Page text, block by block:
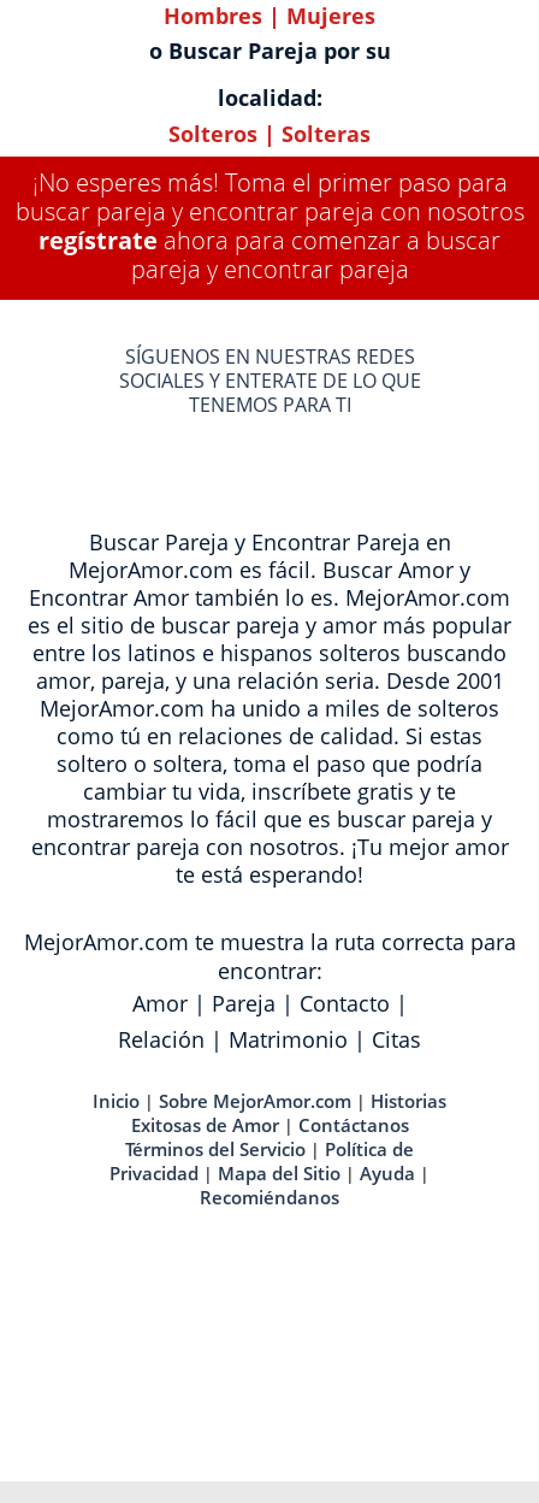
Hombres | Mujeres
o Buscar Pareja por su
localidad:
Solteros | Solteras
¡No esperes más! Toma el primer paso para
buscar pareja y encontrar pareja con nosotros
regístrate ahora para comenzar a buscar
pareja y encontrar pareja
SÍGUENOS EN NUESTRAS REDES
SOCIALES Y ENTERATE DE LO QUE
TENEMOS PARA TI
Buscar Pareja y Encontrar Pareja en
MejorAmor.com es fácil. Buscar Amor y
Encontrar Amor también lo es. MejorAmor.com
es el sitio de buscar pareja y amor más popular
entre los latinos e hispanos solteros buscando
amor, pareja, y una relación seria. Desde 2001
MejorAmor.com ha unido a miles de solteros
como tú en relaciones de calidad. Si estas
soltero o soltera, toma el paso que podría
cambiar tu vida, inscríbete gratis y te
mostraremos lo fácil que es buscar pareja y
encontrar pareja con nosotros. ¡Tu mejor amor
te está esperando!
MejorAmor.com te muestra la ruta correcta para
encontrar:
Amor| Pareja | Contacto |
Relación | Matrimonio | Citas
Inicio | Sobre MejorAmor.com | Historias
Exitosas de Amor| Contáctanos
Términos del Servicio | Política de
Privacidad | Mapa del Sitio | Ayuda |
Recomiéndanos